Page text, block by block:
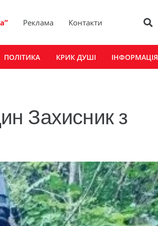
Реклама Контакти
ПОЛІТИКА КРИК ДУШІ ІНФОРМАЦІЯ
Захисник з